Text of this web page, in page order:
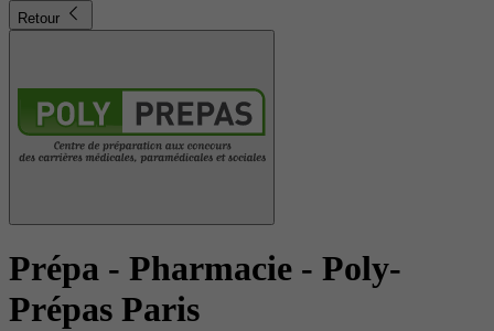
Retour
Prépa - Pharmacie - Poly-
Prépas Paris